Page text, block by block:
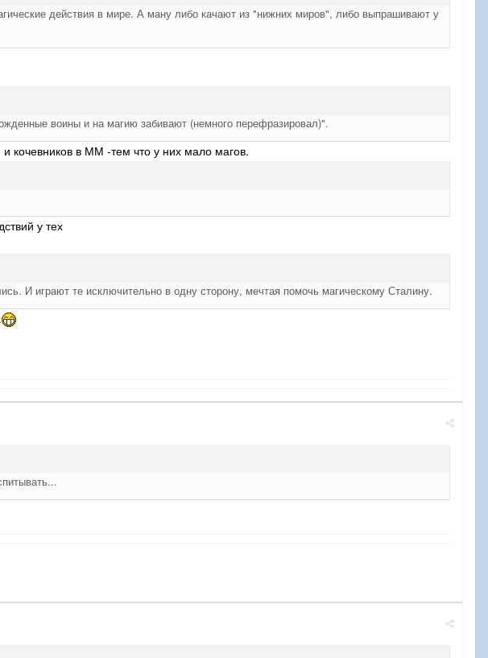
действия в мире. А ману либо качают из "нижних миров", либо выпрашивают у
воины и на магию забивают (немного перефразировал)".
кочевников в ММ -тем что у них мало магов.
у тех
И играют те исключительно в одну сторону, мечтая помочь магическому Сталину.